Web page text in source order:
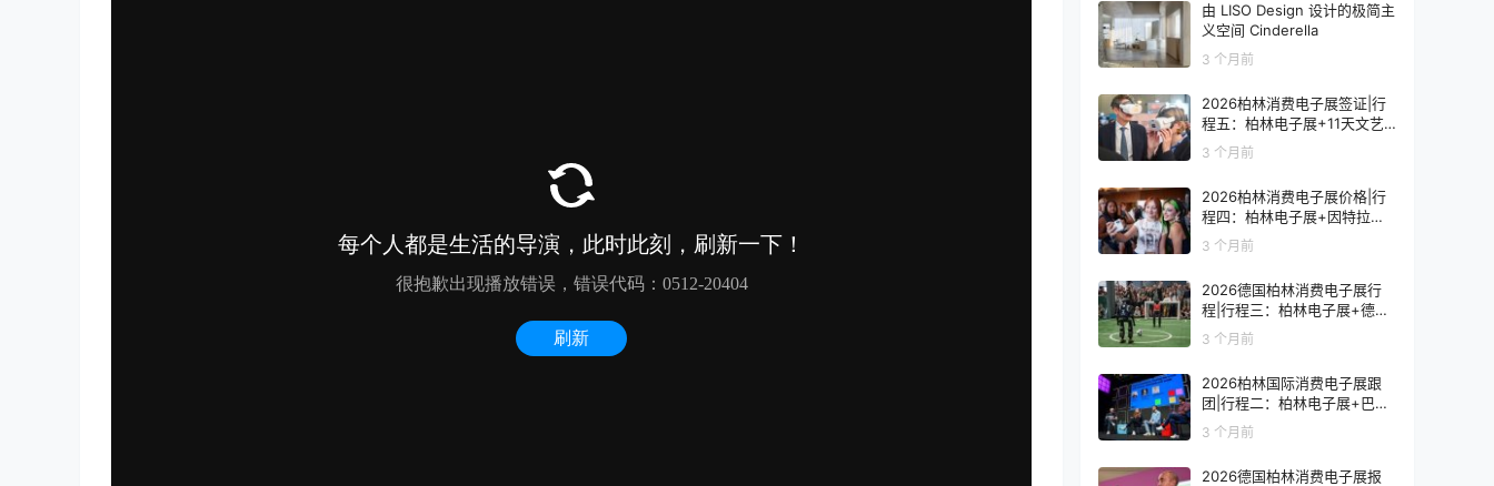
由 LISO Design 设计的极简主
义空间 Cinderella
3 个月前
2026柏林消费电子展签证|行
程五：柏林电子展+11天文艺
复兴之旅
3 个月前
2026柏林消费电子展价格|行
程四：柏林电子展+因特拉肯1
0天浪漫之旅
3 个月前
2026德国柏林消费电子展行
程|行程三：柏林电子展+德国
9天人文之旅
3 个月前
2026柏林国际消费电子展跟
团|行程二：柏林电子展+巴黎
8天艺术之旅
3 个月前
2026德国柏林消费电子展报